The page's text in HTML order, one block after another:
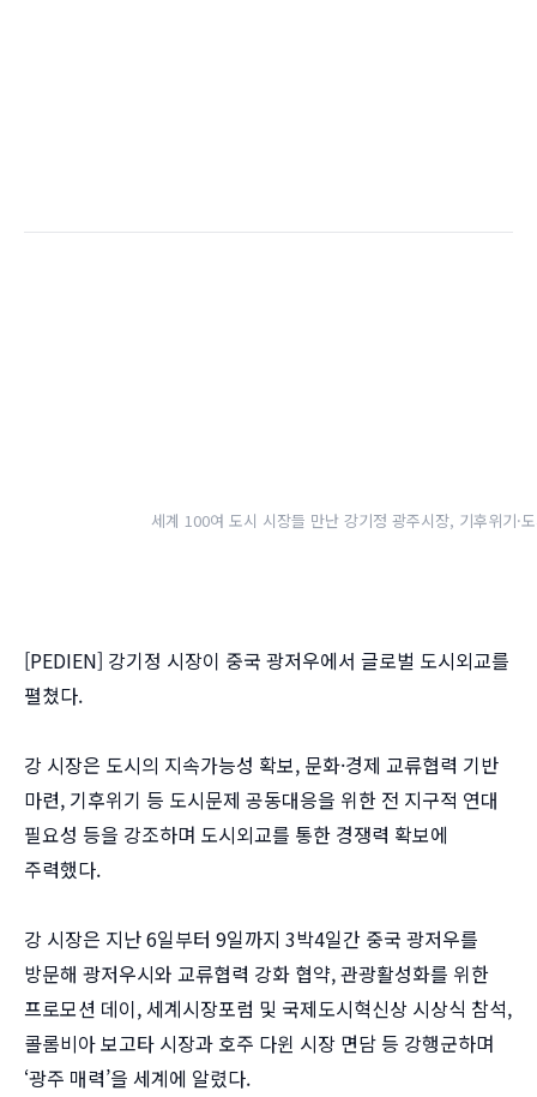
세계 100여 도시 시장들 만난 강기정 광주시장, 기후위기·
[PEDIEN] 강기정 시장이 중국 광저우에서 글로벌 도시외교를
펼쳤다.
강 시장은 도시의 지속가능성 확보, 문화·경제 교류협력 기반
마련, 기후위기 등 도시문제 공동대응을 위한 전 지구적 연대
필요성 등을 강조하며 도시외교를 통한 경쟁력 확보에
주력했다.
강 시장은 지난 6일부터 9일까지 3박4일간 중국 광저우를
방문해 광저우시와 교류협력 강화 협약, 관광활성화를 위한
프로모션 데이, 세계시장포럼 및 국제도시혁신상 시상식 참석,
콜롬비아 보고타 시장과 호주 다윈 시장 면담 등 강행군하며
‘광주 매력’을 세계에 알렸다.